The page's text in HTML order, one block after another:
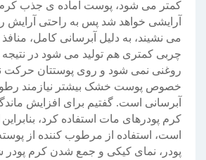
کمتر می شود، پوست آماده ی جذب
آرایشی خواهد شد پس به راحتی
می نشیند، به دلیل آبرسانی کامل،
چربی کمتری هم تولید می شود در
روغنی نمی شود و روی پوستتان حرکت
خصوص پوست خشک بیشتر نیازمند
آبرسانی است. گفتیم برای افزایش
کرم پودرهای مات استفاده کرد،
است، استفاده از مرطوب کننده از
پودر، نمای کیکی و جمع شدن کرم